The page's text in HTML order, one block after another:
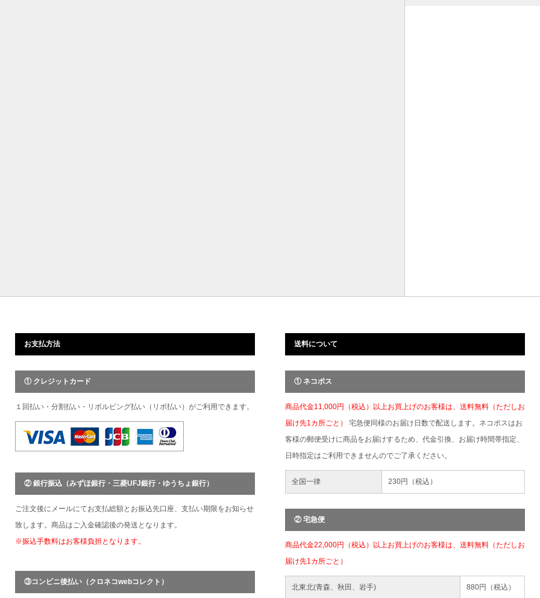
お支払方法
① クレジットカード
１回払い・分割払い・リボルビング払い（リボ払い）がご利用できます。
② 銀行振込（みずほ銀行・三菱UFJ銀行・ゆうちょ銀行）
ご注文後にメールにてお支払総額とお振込先口座、支払い期限をお知らせ
致します。商品はご入金確認後の発送となります。
※振込手数料はお客様負担となります。
③コンビニ後払い（クロネコwebコレクト）
送料について
① ネコポス
商品代金11,000円（税込）以上お買上げのお客様は、送料無料（ただしお
届け先1カ所ごと） 宅急便同様のお届け日数で配送します。ネコポスはお
客様の郵便受けに商品をお届けするため、代金引換、お届け時間帯指定、
日時指定はご利用できませんのでご了承ください。
全国一律 230円（税込）
② 宅急便
商品代金22,000円（税込）以上お買上げのお客様は、送料無料（ただしお
届け先1カ所ごと）
北東北(青森、秋田、岩手)
880円（税込）